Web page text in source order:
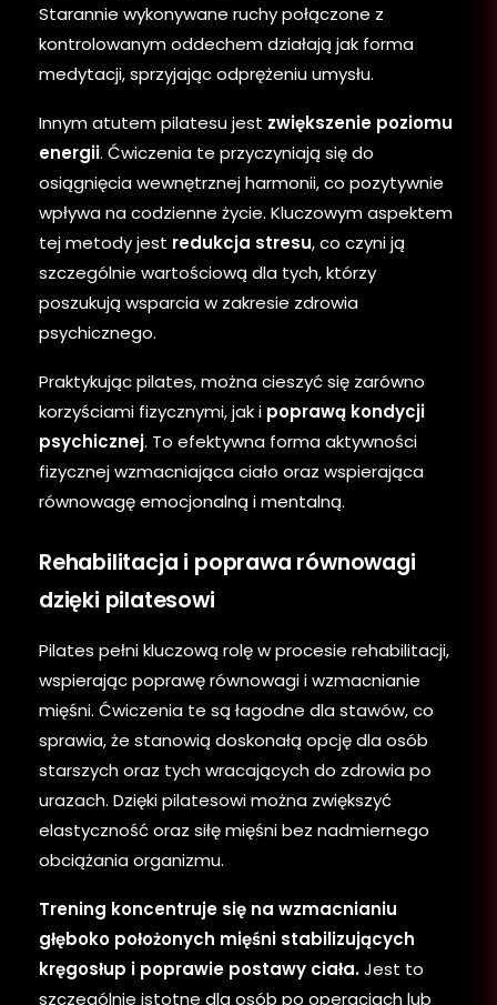
Starannie wykonywane ruchy połączone z
kontrolowanym oddechem działają jak forma
medytacji, sprzyjając odprężeniu umysłu.
Innym atutem pilatesu jest zwiększenie poziomu
energii. Ćwiczenia te przyczyniają się do
osiągnięcia wewnętrznej harmonii, co pozytywnie
wpływa na codzienne życie. Kluczowym aspektem
tej metody jest redukcja stresu, co czyni ją
szczególnie wartościową dla tych, którzy
poszukują wsparcia w zakresie zdrowia
psychicznego.
Praktykując pilates, można cieszyć się zarówno
korzyściami fizycznymi, jak i poprawą kondycji
psychicznej. To efektywna forma aktywności
fizycznej wzmacniająca ciało oraz wspierająca
równowagę emocjonalną i mentalną.
Rehabilitacja i poprawa równowagi
dzięki pilatesowi
Pilates pełni kluczową rolę w procesie rehabilitacji,
wspierając poprawę równowagi i wzmacnianie
mięśni. Ćwiczenia te są łagodne dla stawów, co
sprawia, że stanowią doskonałą opcję dla osób
starszych oraz tych wracających do zdrowia po
urazach. Dzięki pilatesowi można zwiększyć
elastyczność oraz siłę mięśni bez nadmiernego
obciążania organizmu.
Trening koncentruje się na wzmacnianiu
głęboko położonych mięśni stabilizujących
kręgosłup i poprawie postawy ciała.Jest to
szczególnie istotne dla osób po operacjach lub